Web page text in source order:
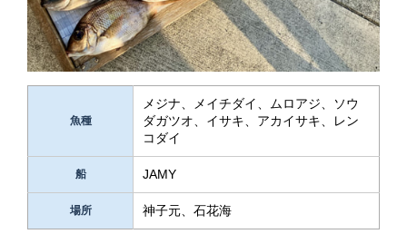
魚種
メジナ、メイチダイ、ムロアジ、ソウ
ダガツオ、イサキ、アカイサキ、レン
コダイ
船 JAMY
場所 神子元、石花海